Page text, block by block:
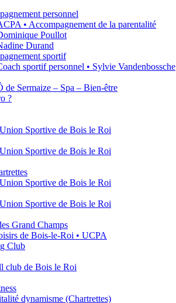
personnel
• Accompagnement de la parentalité
Poullot
Durand
sportif
sportif personnel • Sylvie Vandenbossche
de Sermaize – Spa – Bien-être
?
Sportive de Bois le Roi
Sportive de Bois le Roi
Sportive de Bois le Roi
Sportive de Bois le Roi
Grand Champs
de Bois-le-Roi • UCPA
Club
club de Bois le Roi
dynamisme (Chartrettes)